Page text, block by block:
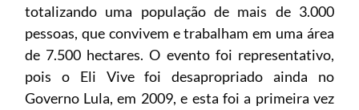
totalizando uma população de mais de 3.000
pessoas, que convivem e trabalham em uma área
de 7.500 hectares. O evento foi representativo,
pois o Eli Vive foi desapropriado ainda no
Governo Lula, em 2009, e esta foi a primeira vez